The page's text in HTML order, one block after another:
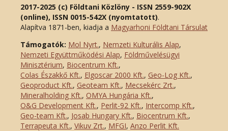
2017-2025 (c) Földtani Közlöny - ISSN 2559-902X
(online), ISSN 0015-542X (nyomtatott).
Alapítva 1871-ben, kiadja a Magyarhoni Földtani Társulat
Támogatók: Mol Nyrt., Nemzeti Kulturális Alap,
Nemzeti Együttműködési Alap, Földművelésügyi
Minisztérium, Biocentrum Kft.,
Colas Északkő Kft., Elgoscar 2000 Kft., Geo-Log Kft.,
Geoproduct Kft., Geoteam Kft., Mecsekérc Zrt.,
Mineralholding Kft., OMYA Hungária Kft.,
O&G Development Kft., Perlit-92 Kft., Intercomp Kft.,
Geo-team Kft., Josab Hungary Kft., Biocentrum Kft.,
Terrapeuta Kft., Vikuv Zrt., MFGI, Anzo Perlit Kft.